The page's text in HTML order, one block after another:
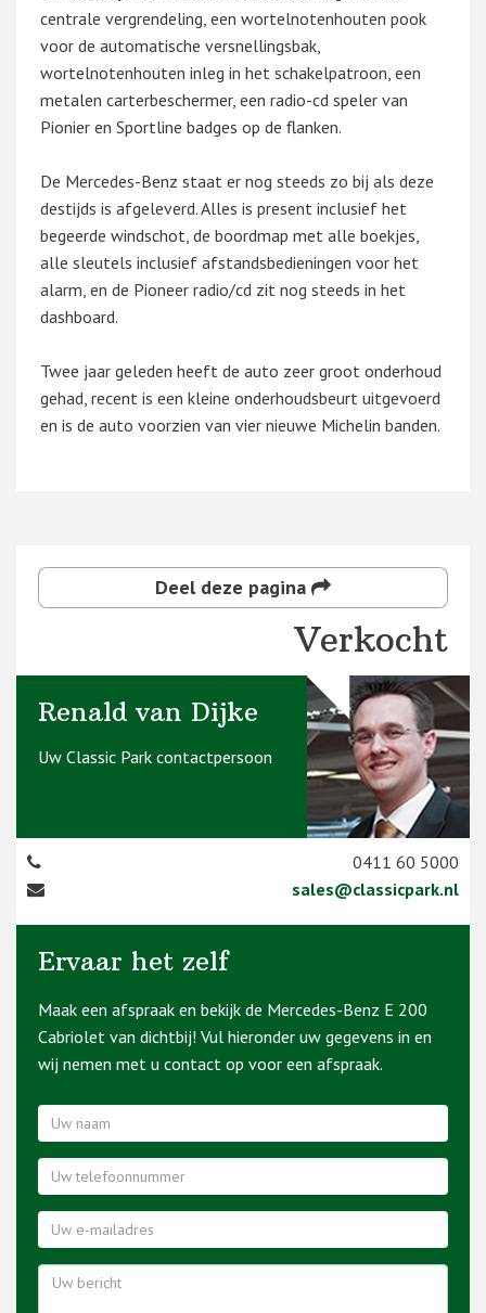
centrale vergrendeling, een wortelnotenhouten pook
voor de automatische versnellingsbak,
wortelnotenhouten inleg in het schakelpatroon, een
metalen carterbeschermer, een radio-cd speler van
Pionier en Sportline badges op de flanken.
De Mercedes-Benz staat er nog steeds zo bij als deze
destijds is afgeleverd. Alles is present inclusief het
begeerde windschot, de boordmap met alle boekjes,
alle sleutels inclusief afstandsbedieningen voor het
alarm, en de Pioneer radio/cd zit nog steeds in het
dashboard.
Twee jaar geleden heeft de auto zeer groot onderhoud
gehad, recent is een kleine onderhoudsbeurt uitgevoerd
en is de auto voorzien van vier nieuwe Michelin banden.
Deel deze pagina
Verkocht
Renald van Dijke
Uw Classic Park contactpersoon
0411 60 5000
sales@classicpark.nl
Ervaar het zelf
Maak een afspraak en bekijk de Mercedes-Benz E 200
Cabriolet van dichtbij! Vul hieronder uw gegevens in en
wij nemen met u contact op voor een afspraak.